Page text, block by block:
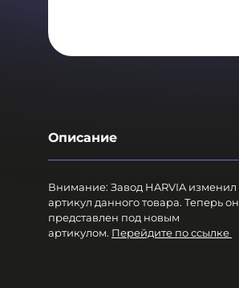
Описание
Внимание: Завод HARVIA изменил
артикул данного товара. Теперь он
представлен под новым
артикулом. Перейдите по ссылке